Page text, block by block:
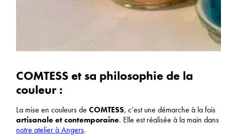
COMTESS et sa philosophie de la
couleur :
La mise en couleurs de COMTESS, c’est une démarche à la fois
artisanale et contemporaine. Elle est réalisée à la main dans
notre atelier à Angers.